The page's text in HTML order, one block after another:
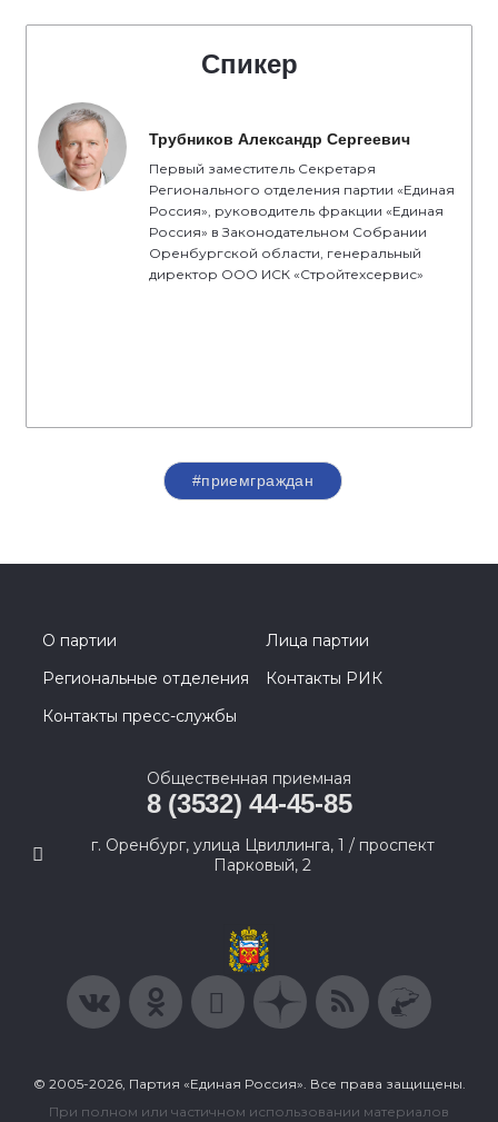
Спикер
Трубников Александр Сергеевич
Первый заместитель Секретаря
Регионального отделения партии «Единая
Россия», руководитель фракции «Единая
Россия» в Законодательном Собрании
Оренбургской области, генеральный
директор ООО ИСК «Стройтехсервис»
#приемграждан
О партии
Лица партии
Региональные отделения
Контакты РИК
Контакты пресс-службы
Общественная приемная
8 (3532) 44-45-85
г. Оренбург, улица Цвиллинга, 1 / проспект
Парковый, 2
© 2005-2026, Партия «Единая Россия». Все права защищены.
При полном или частичном использовании материалов